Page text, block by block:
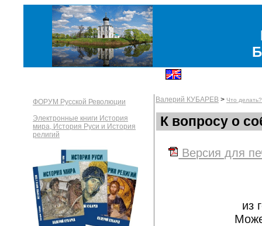
ФОРУМ Русской Революции
Электронные книги История
мира, История Руси и История
религий
Валерий КУБАРЕВ > Что делать?
К вопросу о
Версия для
из